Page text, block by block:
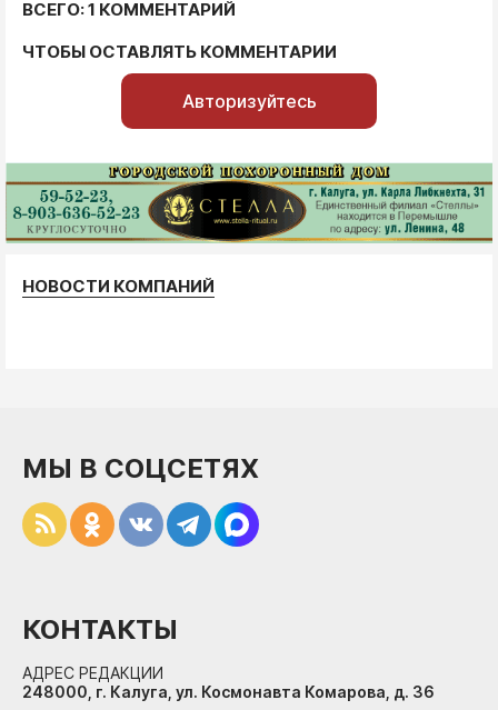
ВСЕГО: 1 КОММЕНТАРИЙ
ЧТОБЫ ОСТАВЛЯТЬ КОММЕНТАРИИ
Авторизуйтесь
НОВОСТИ КОМПАНИЙ
МЫ В СОЦСЕТЯХ
КОНТАКТЫ
АДРЕС РЕДАКЦИИ
248000, г. Калуга, ул. Космонавта Комарова, д. 36